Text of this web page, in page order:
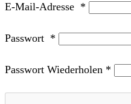
E-Mail-Adresse *
Passwort *
Passwort Wiederholen *